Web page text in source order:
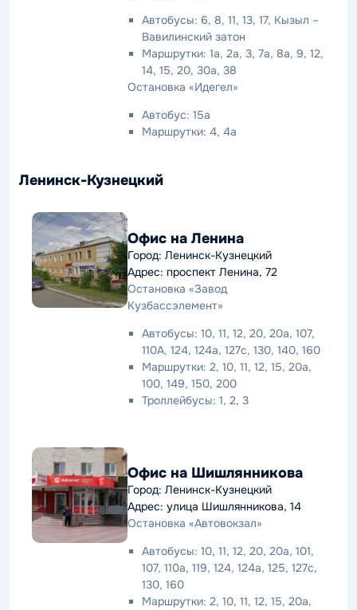
Автобусы: 6, 8, 11, 13, 17, Кызыл –
Вавилинский затон
Маршрутки: 1а, 2а, 3, 7а, 8а, 9, 12,
14, 15, 20, 30а, 38
Остановка «Идегел»
Автобус: 15а
Маршрутки: 4, 4а
Ленинск-Кузнецкий
Офис на Ленина
Город: Ленинск-Кузнецкий
Адрес: проспект Ленина, 72
Остановка «Завод
Кузбассэлемент»
Автобусы: 10, 11, 12, 20, 20а, 107,
110А, 124, 124а, 127с, 130, 140, 160
Маршрутки: 2, 10, 11, 12, 15, 20а,
100, 149, 150, 200
Троллейбусы: 1, 2, 3
Офис на Шишлянникова
Город: Ленинск-Кузнецкий
Адрес: улица Шишлянникова, 14
Остановка «Автовокзал»
Автобусы: 10, 11, 12, 20, 20а, 101,
107, 110а, 119, 124, 124а, 125, 127с,
130, 160
Маршрутки: 2, 10, 11, 12, 15, 20а,